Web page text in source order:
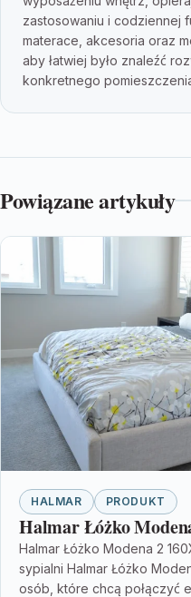
zastosowaniu i codziennej
materace, akcesoria oraz
aby łatwiej było znaleźć
konkretnego
Powiązane artykuły
HALMAR PRODUKT
Halmar Łóżko
Halmar Łóżko Modena 2
sypialni Halmar Łóżko
osób, które chcą połączyć